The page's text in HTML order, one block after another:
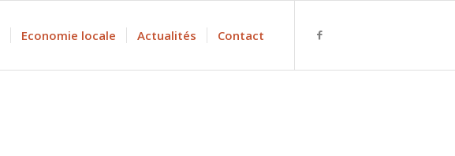
Economie locale Actualités Contact